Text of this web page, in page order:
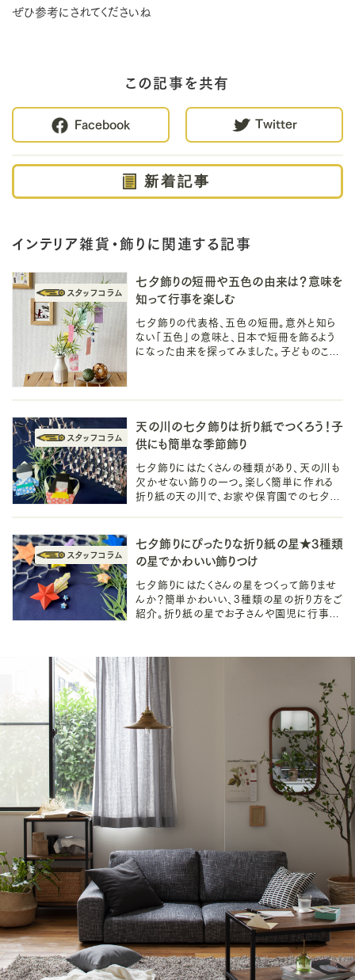
ぜひ参考にされてくださいね
この記事を共有
Facebook Twitter
新着記事
インテリア雑貨・飾りに関連する記事
七夕飾りの短冊や五色の由来は？意味を
知って行事を楽しむ
七夕飾りの代表格、五色の短冊。意外と知ら
ない「五色」の意味と、日本で短冊を飾るよう
になった由来を探ってみました。子どものころ
天の川の七夕飾りは折り紙でつくろう！子
供にも簡単な季節飾り
七夕飾りにはたくさんの種類があり、天の川も
欠かせない飾りの一つ。楽しく簡単に作れる
折り紙の天の川で、お家や保育園での七夕を
七夕飾りにぴったりな折り紙の星★3種類
の星でかわいい飾りつけ
七夕飾りにはたくさんの星をつくって飾りませ
んか？簡単かわいい、3種類の星の折り方をご
紹介。折り紙の星でお子さんや園児に行事を